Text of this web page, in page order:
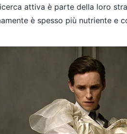
attiva è parte della loro
è spesso più nutriente e